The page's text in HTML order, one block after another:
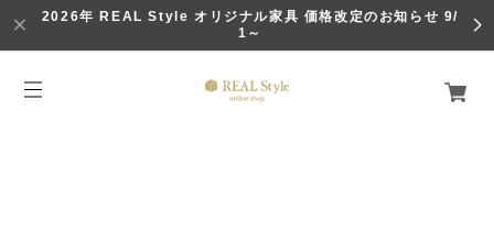
2026年 REAL Style オリジナル家具 価格改定のお知らせ 9/
1～